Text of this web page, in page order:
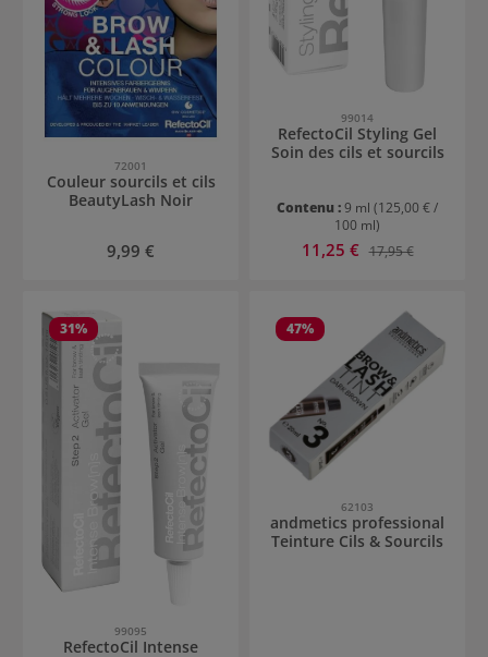
72001
Couleur sourcils et cils
BeautyLash Noir
Prix régulier :
9,99 €
99014
RefectoCil Styling Gel
Soin des cils et sourcils
Contenu :9 ml (125,00 € /
100 ml)
Prix de vente :
11,25 € Prix régulier :
17,95 €
31%
99095
RefectoCil Intense
47%
62103
andmetics professional
Teinture Cils & Sourcils